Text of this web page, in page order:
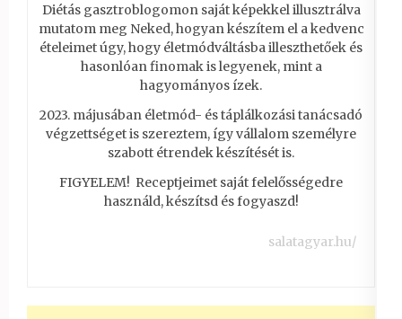
Diétás gasztroblogomon saját képekkel illusztrálva
mutatom meg Neked, hogyan készítem el a kedvenc
ételeimet úgy, hogy életmódváltásba illeszthetőek és
hasonlóan finomak is legyenek, mint a
hagyományos ízek.
2023. májusában életmód- és táplálkozási tanácsadó
végzettséget is szereztem, így vállalom személyre
szabott étrendek készítését is.
FIGYELEM! Receptjeimet saját felelősségedre
használd, készítsd és fogyaszd!
salatagyar.hu/